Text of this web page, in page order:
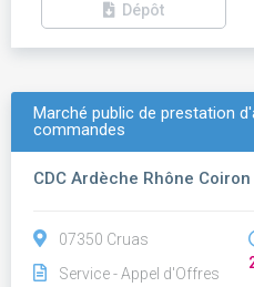
Dépôt
Marché public de prestation
commandes
CDC Ardèche Rhône Coiron
07350 Cruas
Service - Appel d'Offres